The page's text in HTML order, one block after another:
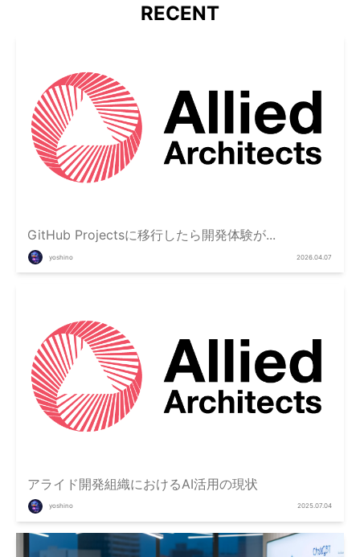
RECENT
GitHub Projectsに移行したら開発体験が...
yoshino 2026.04.07
アライド開発組織におけるAI活用の現状
yoshino 2025.07.04